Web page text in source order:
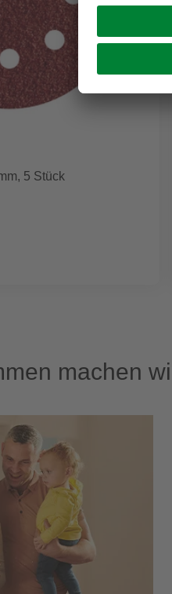
5 Stück
machen